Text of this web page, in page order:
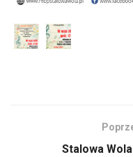
Stalowa